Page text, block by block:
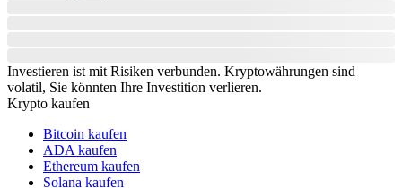
Investieren ist mit Risiken verbunden. Kryptowährungen sind
volatil, Sie könnten Ihre Investition verlieren.
Krypto kaufen
Bitcoin kaufen
ADA kaufen
Ethereum kaufen
Solana kaufen